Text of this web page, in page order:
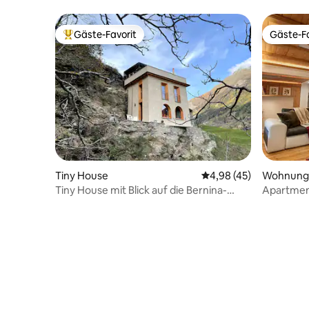
Beliebter Gäste-Favorit.
Gäste-Favorit
Tiny House Durchschnittliche
4,98 (45)
Tiny House mit Blick auf die Bernina-
Gäste-
Gäste-
Wohnung